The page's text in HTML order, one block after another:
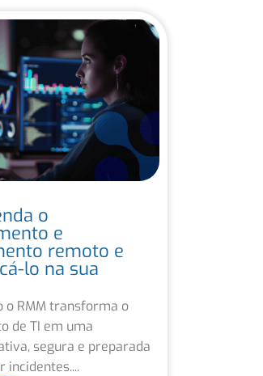
o
e
remoto e
lo na sua
o RMM transforma o
de TI em uma
segura e preparada
incidentes....